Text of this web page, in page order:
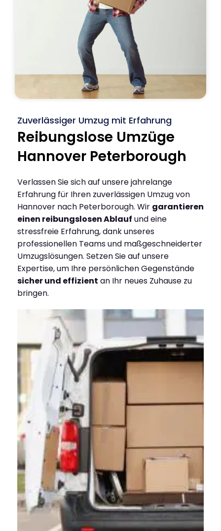
Zuverlässiger Umzug mit Erfahrung
Reibungslose Umzüge
Hannover Peterborough
Verlassen Sie sich auf unsere jahrelange
Erfahrung für Ihren zuverlässigen Umzug von
Hannover nach Peterborough. Wir garantieren
einen reibungslosen Ablauf und eine
stressfreie Erfahrung, dank unseres
professionellen Teams und maßgeschneiderter
Umzugslösungen. Setzen Sie auf unsere
Expertise, um Ihre persönlichen Gegenstände
sicher und effizient an Ihr neues Zuhause zu
bringen.